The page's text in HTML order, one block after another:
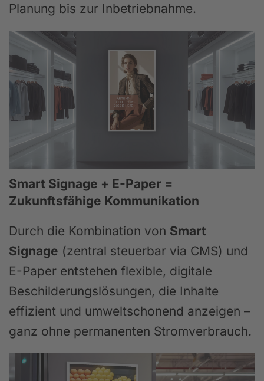
Planung bis zur Inbetriebnahme.
Smart Signage + E-Paper =
Zukunftsfähige Kommunikation
Durch die Kombination von Smart
Signage (zentral steuerbar via CMS) und
E-Paper entstehen flexible, digitale
Beschilderungslösungen, die Inhalte
effizient und umweltschonend anzeigen –
ganz ohne permanenten Stromverbrauch.